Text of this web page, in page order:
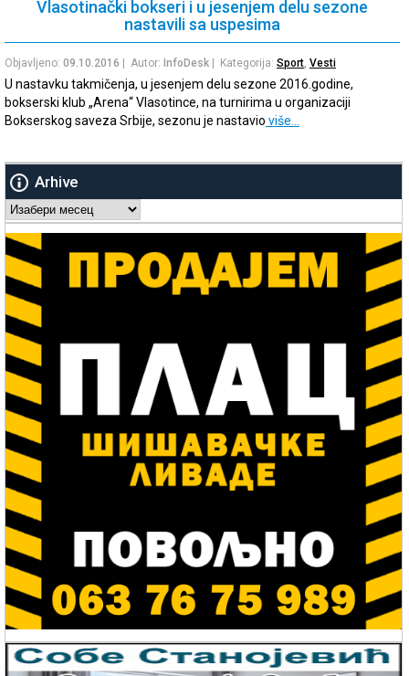
Vlasotinački bokseri i u jesenjem delu sezone
nastavili sa uspesima
Objavljeno: 09.10.2016 | Autor: InfoDesk | Kategorija: Sport Vesti
U nastavku takmičenja, u jesenjem delu sezone 2016.godine,
bokserski klub „Arena“ Vlasotince, na turnirima u organizaciji
Bokserskog saveza Srbije, sezonu je nastavio više…
Arhive
Arhive